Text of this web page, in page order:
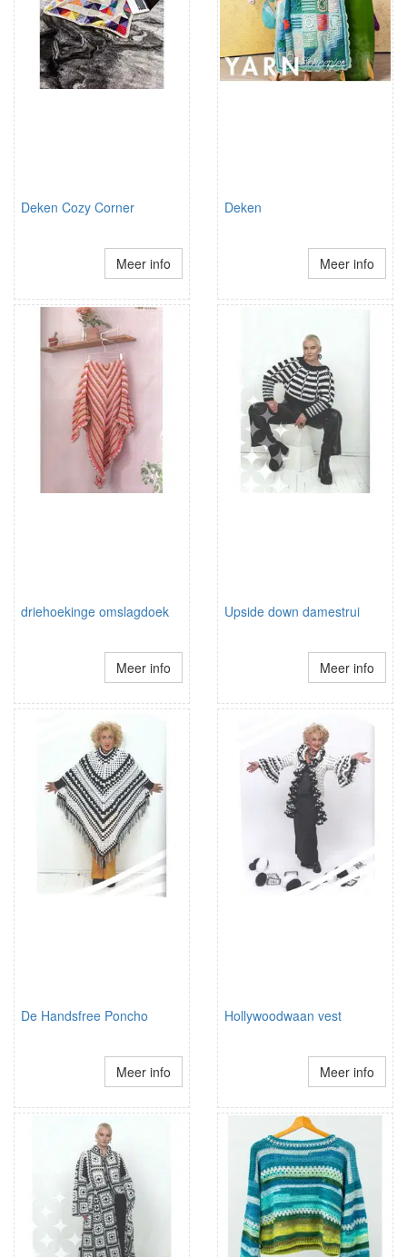
Deken Cozy Corner
Meer info
Deken
Meer info
driehoekinge omslagdoek
Meer info
Upside down damestrui
Meer info
De Handsfree Poncho
Meer info
Hollywoodwaan vest
Meer info